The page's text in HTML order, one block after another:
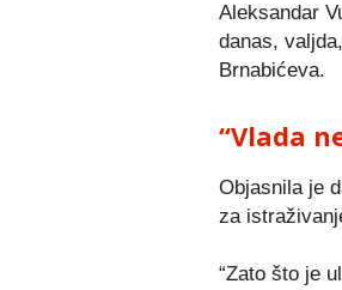
Aleksandar
danas,
Brnabićeva.
“Vlada
Objasnila je
za
“Zato što je